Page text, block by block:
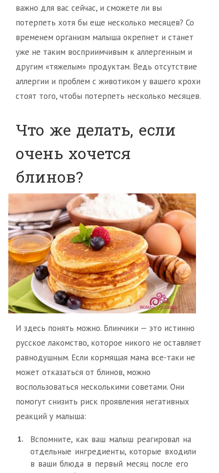
важно для вас сейчас, и сможете ли вы
потерпеть хотя бы еще несколько месяцев? Со
временем организм малыша окрепнет и станет
уже не таким восприимчивым к аллергенным и
другим «тяжелым» продуктам. Ведь отсутствие
аллергии и проблем с животиком у вашего крохи
стоят того, чтобы потерпеть несколько месяцев.
Что же делать, если
очень хочется
блинов?
И здесь понять можно. Блинчики — это истинно
русское лакомство, которое никого не оставляет
равнодушным. Если кормящая мама все-таки не
может отказаться от блинов, можно
воспользоваться несколькими советами. Они
помогут снизить риск проявления негативных
реакций у малыша:
Вспомните, как ваш малыш реагировал на
отдельные ингредиенты, которые входили
в ваши блюда в первый месяц после его